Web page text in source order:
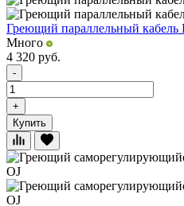
Греющий параллельный кабель
Много
4 320 руб.
-
+
Купить